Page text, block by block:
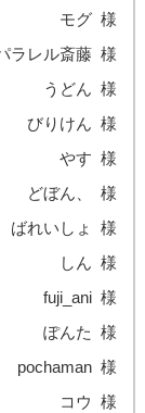
モグ 様
ラレル斎藤 様
うどん 様
びりけん 様
やす 様
どぼん、
様
ばれいしょ
様
しん 様
fuji_ani 様
ぽんた
様
pochaman 様
コウ
様